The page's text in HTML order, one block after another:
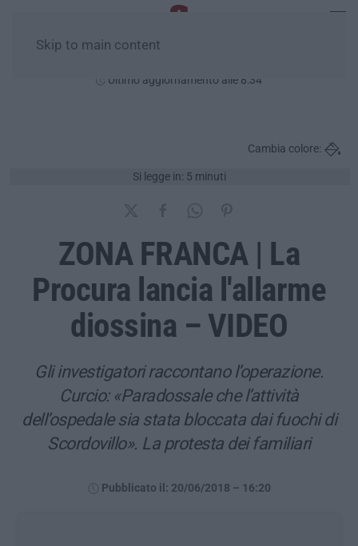
Skip to main content
Ultimo aggiornamento alle 8:34
Si legge in: 5 minuti
Cambia colore:
ZONA FRANCA | La
Procura lancia l'allarme
diossina – VIDEO
Gli investigatori raccontano l’operazione.
Curcio: «Paradossale che l’attività
dell’ospedale sia stata bloccata dai fuochi di
Scordovillo». La protesta dei familiari
Pubblicato il: 20/06/2018 – 16:20